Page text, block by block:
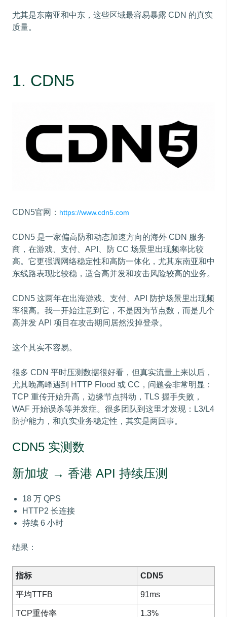
尤其是东南亚和中东，这些区域最容易暴露 CDN 的真实
质量。
1. CDN5
CDN5官网： https://www.cdn5.com
CDN5 是一家偏高防和动态加速方向的海外 CDN 服务
商，在游戏、支付、API、防 CC 场景里出现频率比较
高。它更强调网络稳定性和高防一体化，尤其东南亚和中
东线路表现比较稳，适合高并发和攻击风险较高的业务。
CDN5 这两年在出海游戏、支付、API 防护场景里出现频
率很高。我一开始注意到它，不是因为节点数，而是几个
高并发 API 项目在攻击期间居然没掉登录。
这个其实不容易。
很多 CDN 平时压测数据很好看，但真实流量上来以后，
尤其晚高峰遇到 HTTP Flood 或 CC，问题会非常明显：
TCP 重传开始升高，边缘节点抖动，TLS 握手失败，
WAF 开始误杀等并发症。很多团队到这里才发现：L3/L4
防护能力，和真实业务稳定性，其实是两回事。
CDN5 实测数
新加坡 → 香港 API 持续压测
18 万 QPS
HTTP2 长连接
持续 6 小时
结果：
指标 CDN5
平均TTFB 91ms
TCP重传率 1.3%